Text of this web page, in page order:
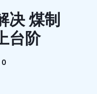
决 煤制
台阶
0